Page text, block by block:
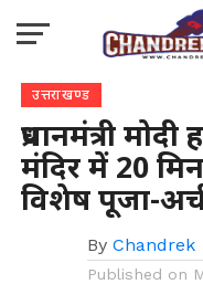
उत्तराखण्ड
प्रधानमंत्री
मंदिर में 20
विशेष पूजा-
By Chandrek
Published on